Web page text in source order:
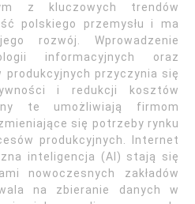
z kluczowych trendów
polskiego przemysłu i ma
rozwój. Wprowadzenie
informacyjnych oraz
przyczynia się
i redukcji kosztów
te umożliwiają firmom
się potrzeby rynku
produkcyjnych. Internet
inteligencja (AI) stają się
nowoczesnych zakładów
na zbieranie danych w